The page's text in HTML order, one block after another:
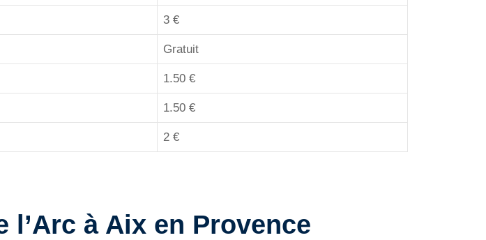
3 €
Gratuit
1.50 €
1.50 €
2 €
l’Arc à Aix en Provence